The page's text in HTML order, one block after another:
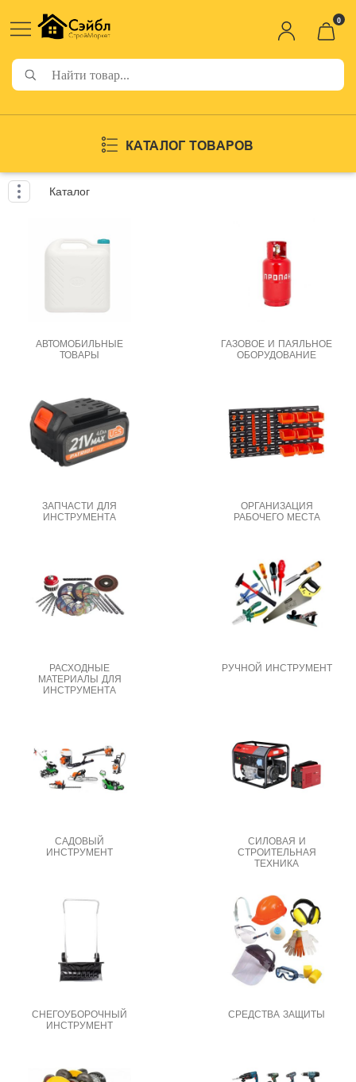
0
КАТАЛОГ ТОВАРОВ
Каталог
АВТОМОБИЛЬНЫЕ
ТОВАРЫ
ГАЗОВОЕ И ПАЯЛЬНОЕ
ОБОРУДОВАНИЕ
ЗАПЧАСТИ ДЛЯ
ИНСТРУМЕНТА
ОРГАНИЗАЦИЯ
РАБОЧЕГО МЕСТА
РАСХОДНЫЕ
МАТЕРИАЛЫ ДЛЯ
ИНСТРУМЕНТА
РУЧНОЙ ИНСТРУМЕНТ
САДОВЫЙ
ИНСТРУМЕНТ
СИЛОВАЯ И
СТРОИТЕЛЬНАЯ
ТЕХНИКА
СНЕГОУБОРОЧНЫЙ
ИНСТРУМЕНТ
СРЕДСТВА ЗАЩИТЫ